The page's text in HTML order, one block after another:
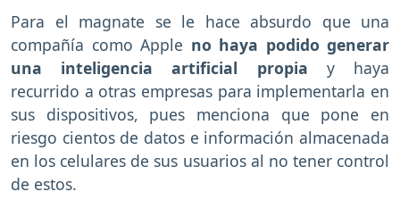
Para el magnate se le hace absurdo que una
compañía como Apple no haya podido generar
una inteligencia artificial propia y haya
recurrido a otras empresas para implementarla en
sus dispositivos, pues menciona que pone en
riesgo cientos de datos e información almacenada
en los celulares de sus usuarios al no tener control
de estos.